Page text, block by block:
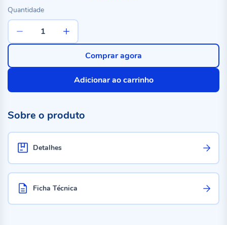
Quantidade
Adicionar ao carrinho
Comprar agora
Sobre o produto
Detalhes
Ficha Técnica